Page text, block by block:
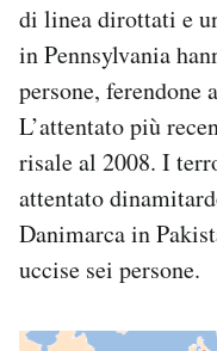
di linea dirottati e
in Pennsylvania
persone, ferendone
L’attentato più
risale al 2008. I
attentato
Danimarca in
uccise sei persone.